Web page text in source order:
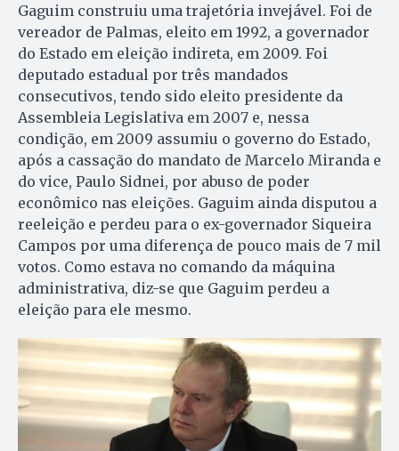
Gaguim construiu uma trajetória invejável. Foi de
vereador de Palmas, eleito em 1992, a governador
do Estado em eleição indireta, em 2009. Foi
deputado estadual por três mandados
consecutivos, tendo sido eleito presidente da
Assembleia Legislativa em 2007 e, nessa
condição, em 2009 assumiu o governo do Estado,
após a cassação do mandato de Marcelo Miranda e
do vice, Paulo Sidnei, por abuso de poder
econômico nas eleições. Gaguim ainda disputou a
reeleição e perdeu para o ex-governador Siqueira
Campos por uma diferença de pouco mais de 7 mil
votos. Como estava no comando da máquina
administrativa, diz-se que Gaguim perdeu a
eleição para ele mesmo.